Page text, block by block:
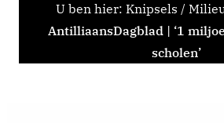
U ben hier: Knipsels /
AntilliaansDagblad | ‘1
scholen’